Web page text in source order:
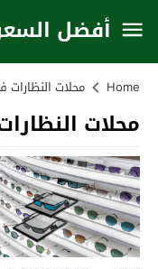
أفضل
Home محلات
محلات